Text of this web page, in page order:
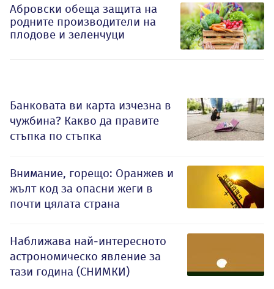
Абровски обеща защита на
родните производители на
плодове и зеленчуци
Банковата ви карта изчезна в
чужбина? Какво да правите
стъпка по стъпка
Внимание, горещо: Оранжев и
жълт код за опасни жеги в
почти цялата страна
Наближава най-интересното
астрономическо явление за
тази година (СНИМКИ)